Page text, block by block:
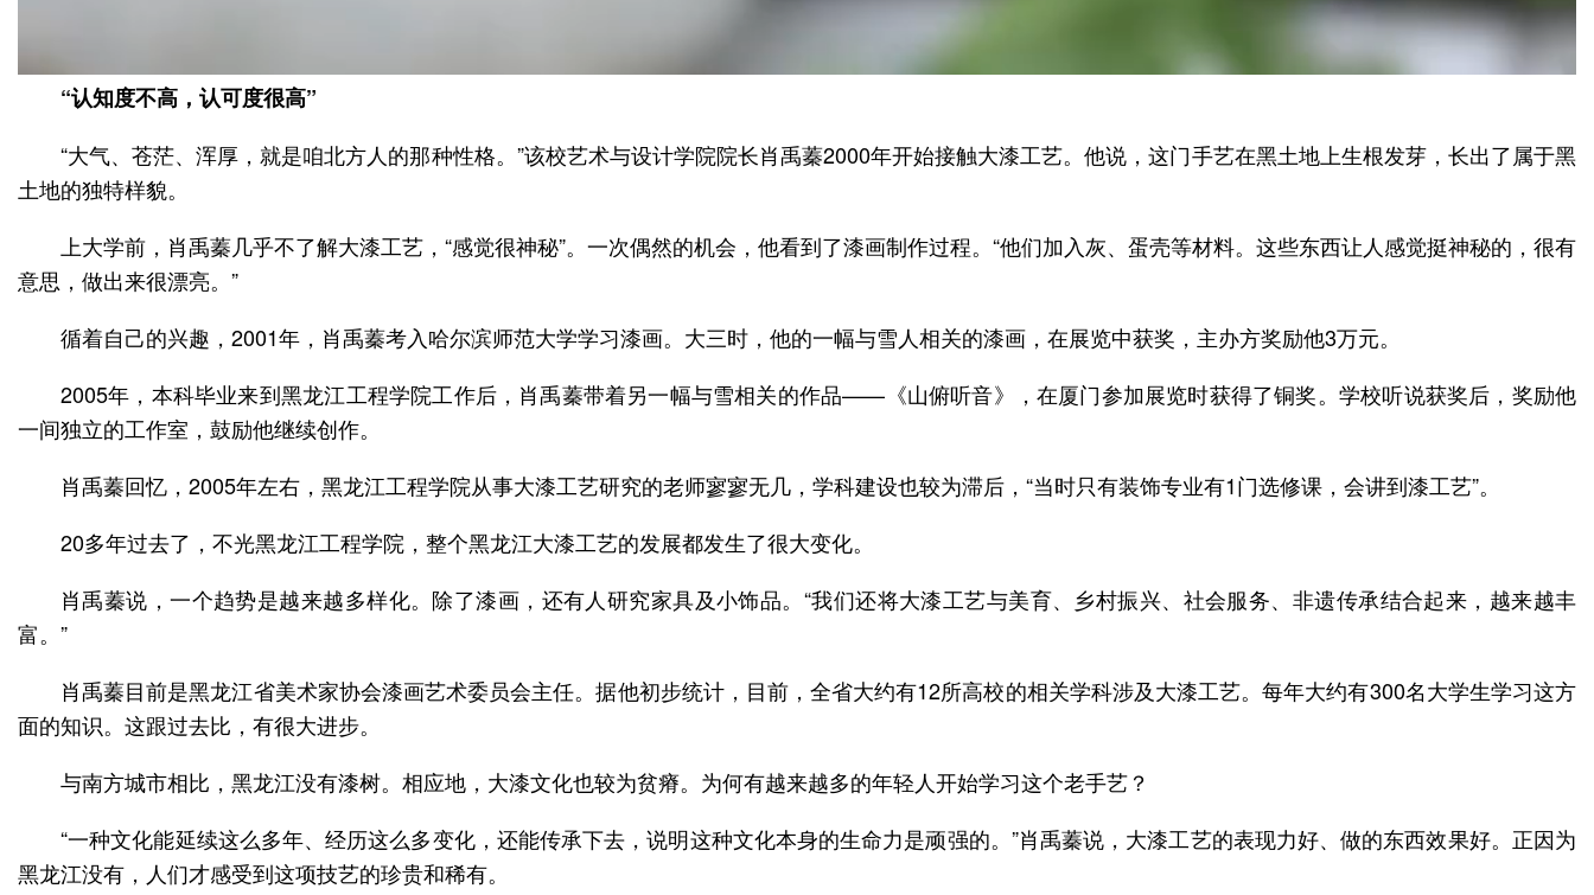
“认知度不高，认可度很高”
“大气、苍茫、浑厚，就是咱北方人的那种性格。”该校艺术与设计学院院长肖禹蓁2000年开始接触大漆工艺。他说，这门手艺在黑土地上生根发芽，长出了属于黑
土地的独特样貌。
上大学前，肖禹蓁几乎不了解大漆工艺，“感觉很神秘”。一次偶然的机会，他看到了漆画制作过程。“他们加入灰、蛋壳等材料。这些东西让人感觉挺神秘的，很有
意思，做出来很漂亮。”
循着自己的兴趣，2001年，肖禹蓁考入哈尔滨师范大学学习漆画。大三时，他的一幅与雪人相关的漆画，在展览中获奖，主办方奖励他3万元。
2005年，本科毕业来到黑龙江工程学院工作后，肖禹蓁带着另一幅与雪相关的作品——《山俯听音》，在厦门参加展览时获得了铜奖。学校听说获奖后，奖励他
一间独立的工作室，鼓励他继续创作。
肖禹蓁回忆，2005年左右，黑龙江工程学院从事大漆工艺研究的老师寥寥无几，学科建设也较为滞后，“当时只有装饰专业有1门选修课，会讲到漆工艺”。
20多年过去了，不光黑龙江工程学院，整个黑龙江大漆工艺的发展都发生了很大变化。
肖禹蓁说，一个趋势是越来越多样化。除了漆画，还有人研究家具及小饰品。“我们还将大漆工艺与美育、乡村振兴、社会服务、非遗传承结合起来，越来越丰
富。”
肖禹蓁目前是黑龙江省美术家协会漆画艺术委员会主任。据他初步统计，目前，全省大约有12所高校的相关学科涉及大漆工艺。每年大约有300名大学生学习这方
面的知识。这跟过去比，有很大进步。
与南方城市相比，黑龙江没有漆树。相应地，大漆文化也较为贫瘠。为何有越来越多的年轻人开始学习这个老手艺？
“一种文化能延续这么多年、经历这么多变化，还能传承下去，说明这种文化本身的生命力是顽强的。”肖禹蓁说，大漆工艺的表现力好、做的东西效果好。正因为
黑龙江没有，人们才感受到这项技艺的珍贵和稀有。